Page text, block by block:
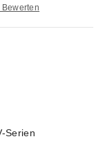
Serien